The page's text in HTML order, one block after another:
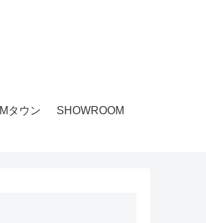
Mタウン SHOWROOM